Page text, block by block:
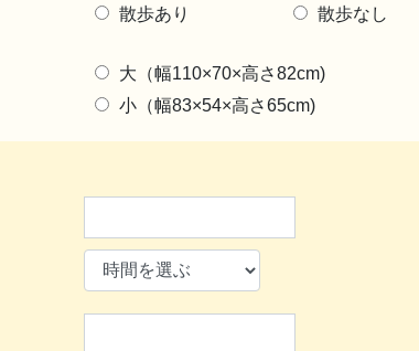
散歩あり 散歩なし
大（幅110×70×高さ82cm)
小（幅83×54×高さ65cm)